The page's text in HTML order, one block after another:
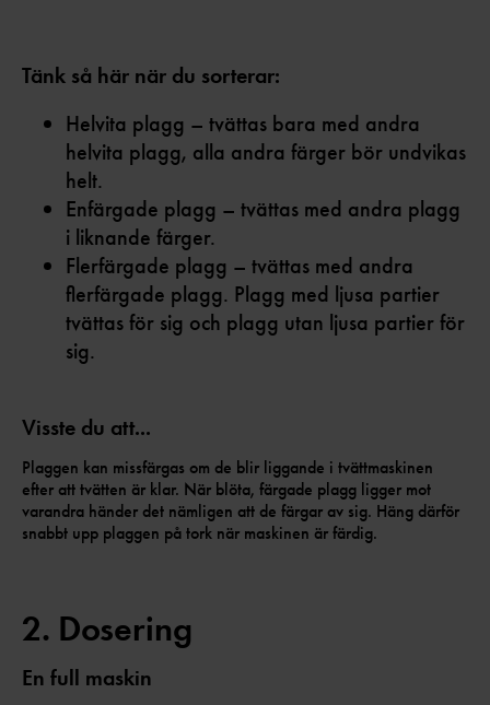
Tänk så här när du sorterar:
Helvita plagg – tvättas bara med andra
helvita plagg, alla andra färger bör undvikas
helt.
Enfärgade plagg – tvättas med andra plagg
i liknande färger.
Flerfärgade plagg – tvättas med andra
flerfärgade plagg. Plagg med ljusa partier
tvättas för sig och plagg utan ljusa partier för
sig.
Visste du att...
Plaggen kan missfärgas om de blir liggande i tvättmaskinen
efter att tvätten är klar. När blöta, färgade plagg ligger mot
varandra händer det nämligen att de färgar av sig. Häng därför
snabbt upp plaggen på tork när maskinen är färdig.
2. Dosering
En full maskin